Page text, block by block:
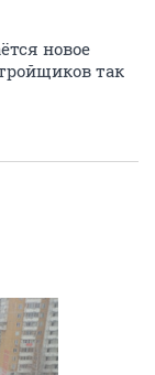
новое
так